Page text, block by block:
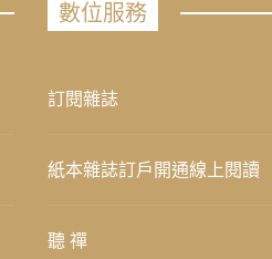
數位服務
訂閱雜誌
紙本雜誌訂戶開通線上閱讀
聽 禪